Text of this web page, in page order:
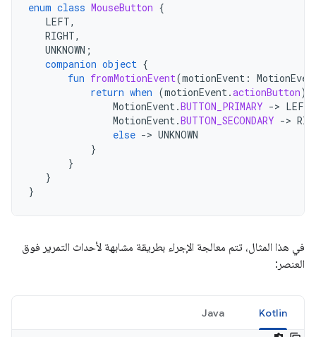
enum class MouseButton {
LEFT,
RIGHT,
UNKNOWN ;
companion object {
fun fromMotionEvent(motionEvent :
return when (motionEvent.actionButton)
MotionEvent.BUTTON_PRIMARY -> LEFT
MotionEvent.BUTTON_SECONDARY ->
else -> UNKNOWN
}
}
}
}
في هذا المثال، تتم معالجة الإجراء بطريقة مشابهة لأحداث التمرير فوق
العنصر:
Kotlin
Java